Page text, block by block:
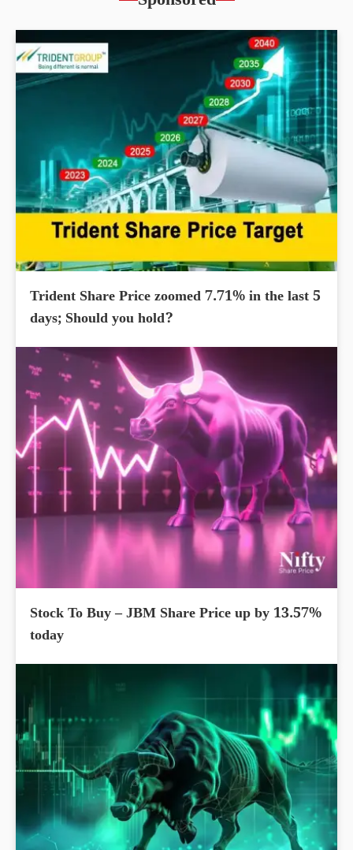
Trident Share Price zoomed 7.71% in the last 5
days; Should you hold?
Stock To Buy – JBM Share Price up by 13.57%
today